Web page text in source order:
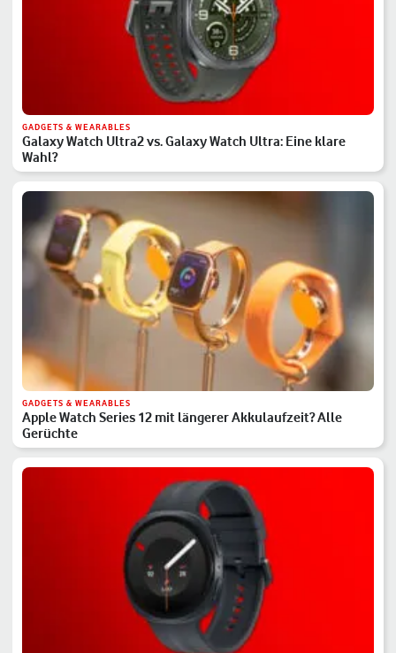
GADGETS & WEARABLES
Galaxy Watch Ultra2 vs. Galaxy Watch Ultra: Eine klare
Wahl?
GADGETS & WEARABLES
Apple Watch Series 12 mit längerer Akkulaufzeit? Alle
Gerüchte